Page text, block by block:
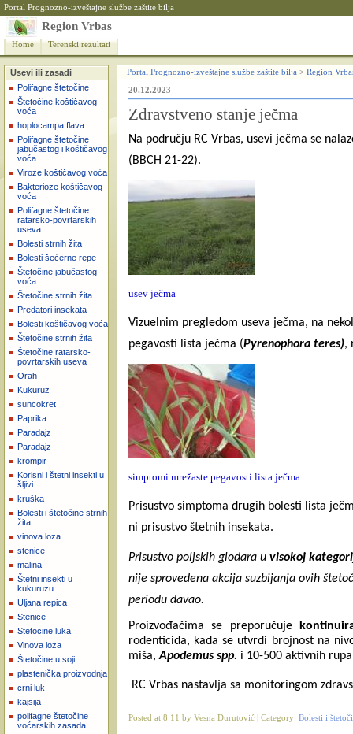
Portal Prognozno-izveštajne službe zaštite bilja
Region Vrbas
Home Terenski rezultati
Usevi ili zasadi
Polifagne štetočine
Štetočine koštičavog
voća
hoplocampa flava
Polifagne štetočine
jabučastog i koštičavog
voća
Viroze koštičavog voća
Bakterioze koštičavog
voća
Polifagne štetočine
ratarsko-povrtarskih
useva
Bolesti strnih žita
Bolesti šećerne repe
Štetočine jabučastog
voća
Štetočine strnih žita
Predatori insekata
Bolesti koštičavog voća
Štetočine strnih žita
Štetočine ratarsko-
povrtarskih useva
Orah
Kukuruz
suncokret
Paprika
Paradajz
Paradajz
krompir
Korisni i štetni insekti u
šljivi
kruška
Bolesti i štetočine strnih
žita
vinova loza
stenice
malina
Štetni insekti u
kukuruzu
Uljana repica
Stenice
Stetocine luka
Vinova loza
Štetočine u soji
plastenička proizvodnja
crni luk
kajsija
polifagne štetočine
voćarskih zasada
Portal Prognozno-izveštajne službe zaštite bilja > Region
20.12.2023
Zdravstveno stanje ječma
Na području RC Vrbas, usevi ječma se
(BBCH 21-22).
usev ječma
Vizuelnim pregledom useva ječma, na
pegavosti lista ječma (Pyrenophora teres),
simptomi mrežaste pegavosti lista ječma
Prisustvo simptoma drugih bolesti lista
ni prisustvo štetnih insekata.
Prisustvo poljskih glodara u visokoj
nije sprovedena akcija suzbijanja ovih
periodu davao.
Proizvođačima se preporučuje
rodenticida, kada se utvrdi brojnost na
miša,Apodemus spp. i 10-500 aktivnih
RC Vrbas nastavlja sa monitoringom
Posted at 8:11 by Vesna Durutović | Category: Bolesti i